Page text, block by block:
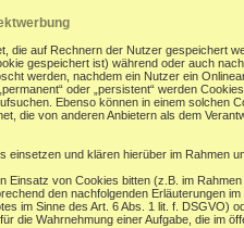
die auf Rechnern der Nutzer gespeichert
gespeichert ist) während oder auch
werden, nachdem ein Nutzer ein
oder „persistent“ werden
Ebenso können in einem
die von anderen Anbietern als dem
einsetzen und klären hierüber im Rahmen
Einsatz von Cookies bitten (z.B. im
den nachfolgenden Erläuterungen
im Sinne des Art. 6 Abs. 1 lit. f.
die Wahrnehmung einer Aufgabe, die im